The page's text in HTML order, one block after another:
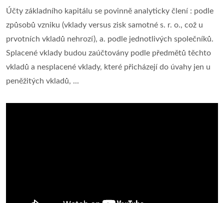
Účty základního kapitálu se povinně analyticky člení : podle
způsobů vzniku (vklady versus zisk samotné s. r. o., což u
prvotních vkladů nehrozí), a. podle jednotlivých společníků.
Splacené vklady budou zaúčtovány podle předmětů těchto
vkladů a nesplacené vklady, které přicházejí do úvahy jen u
peněžitých vkladů, ...